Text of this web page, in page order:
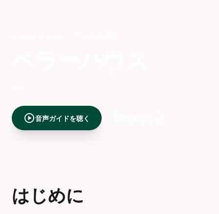
play_circle音声ガイドを聴く
はじめに